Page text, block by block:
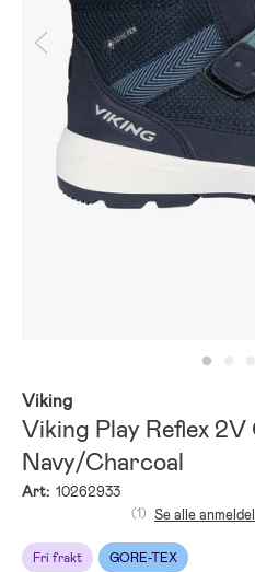
Viking
Viking Play Reflex
Navy/Charcoal
Art: 10262933
Fri frakt GORE-TEX
(1) Se alle